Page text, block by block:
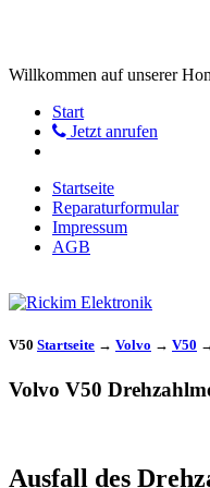
Willkommen auf unserer
Start
Jetzt anrufen
Startseite
Reparaturformular
Impressum
AGB
V50 Startseite → Volvo → V50
Volvo V50
Ausfall des